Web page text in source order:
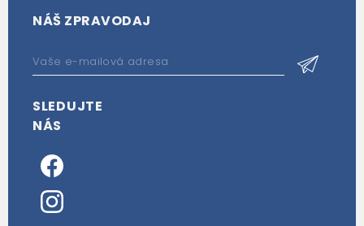
NÁŠ ZPRAVODAJ
SLEDUJTE
NÁS